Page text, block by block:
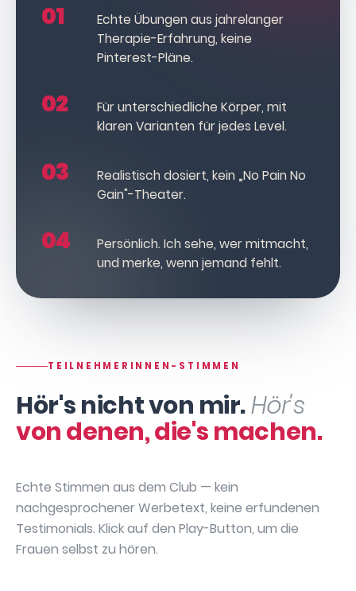
01
Echte Übungen aus jahrelanger
Therapie-Erfahrung, keine
Pinterest-Pläne.
02
Für unterschiedliche Körper, mit
klaren Varianten für jedes Level.
03
Realistisch dosiert, kein „No Pain No
Gain"-Theater.
04
Persönlich. Ich sehe, wer mitmacht,
und merke, wenn jemand fehlt.
TEILNEHMERINNEN-STIMMEN
Hör's nicht von mir.Hör's
von denen, die's machen.
Echte Stimmen aus dem Club — kein
nachgesprochener Werbetext, keine erfundenen
Testimonials. Klick auf den Play-Button, um die
Frauen selbst zu hören.